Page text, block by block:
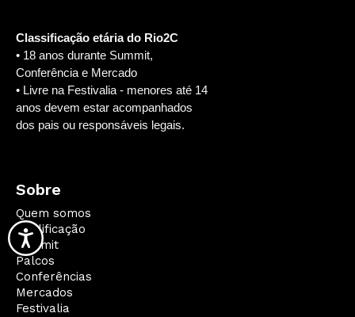
Classificação etária do Rio2C
• 18 anos durante Summit,
Conferência e Mercado
• Livre na Festivalia - menores até 14
anos devem estar acompanhados
dos pais ou responsáveis legais.
Sobre
Quem somos
Qualificação
Summit
Palcos
Conferências
Mercados
Festivalia